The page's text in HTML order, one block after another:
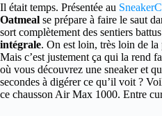
Il était temps. Présentée au
Oatmeal se prépare à faire le saut
sort complètement des sentiers
intégrale. On est loin, très loin de
Mais c’est justement ça qui la rend
où vous découvrez une sneaker et
secondes à digérer ce qu’il voit ?
ce chausson Air Max 1000. Entre